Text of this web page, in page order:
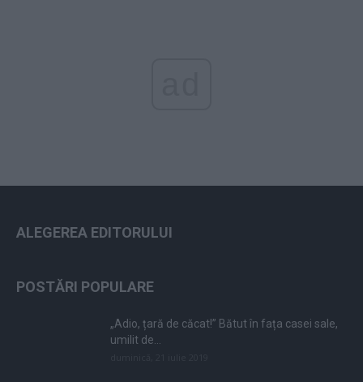
ALEGEREA EDITORULUI
POSTĂRI POPULARE
„Adio, țară de căcat!” Bătut în fața casei sale,
umilit de...